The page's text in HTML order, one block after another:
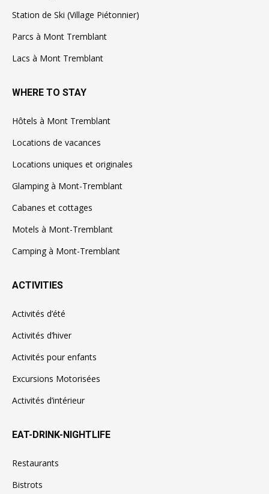
Station de Ski (Village Piétonnier)
Parcs à Mont Tremblant
Lacs à Mont Tremblant
WHERE TO STAY
Hôtels à Mont Tremblant
Locations de vacances
Locations uniques et originales
Glamping à Mont-Tremblant
Cabanes et cottages
Motels à Mont-Tremblant
Camping à Mont-Tremblant
ACTIVITIES
Activités d’été
Activités d’hiver
Activités pour enfants
Excursions Motorisées
Activités d’intérieur
EAT-DRINK-NIGHTLIFE
Restaurants
Bistrots